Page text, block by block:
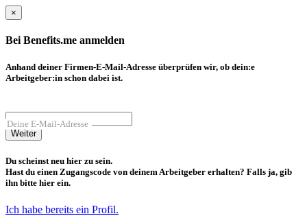
×
Bei Benefits.me anmelden
Anhand deiner Firmen-E-Mail-Adresse überprüfen wir, ob dein:e
Arbeitgeber:in schon dabei ist.
Deine E-Mail-Adresse
Weiter
Du scheinst neu hier zu sein.
Hast du einen Zugangscode von deinem Arbeitgeber erhalten? Falls ja, gib
ihn bitte hier ein.
Ich habe bereits ein Profil.